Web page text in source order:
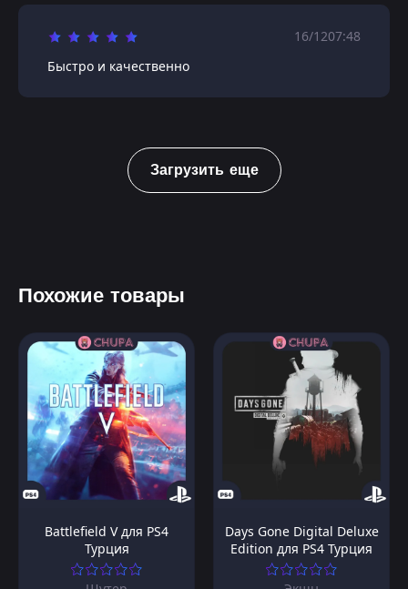
16/1207:48
Быстро и качественно
Загрузить еще
Похожие товары
Battlefield V для PS4
Турция
Days Gone Digital Deluxe
Edition для PS4 Турция